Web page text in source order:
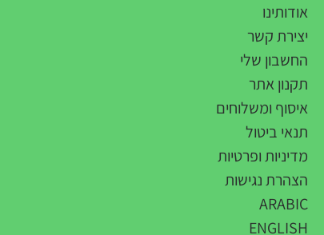
אודותינו
יצירת קשר
החשבון שלי
תקנון אתר
איסוף ומשלוחים
תנאי ביטול
מדיניות ופרטיות
הצהרת נגישות
ARABIC
ENGLISH